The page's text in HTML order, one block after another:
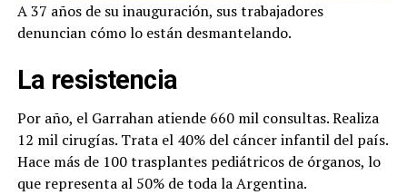
A 37 años de su inauguración, sus trabajadores
denuncian cómo lo están desmantelando.
La resistencia
Por año, el Garrahan atiende 660 mil consultas. Realiza
12 mil cirugías. Trata el 40% del cáncer infantil del país.
Hace más de 100 trasplantes pediátricos de órganos, lo
que representa al 50% de toda la Argentina.